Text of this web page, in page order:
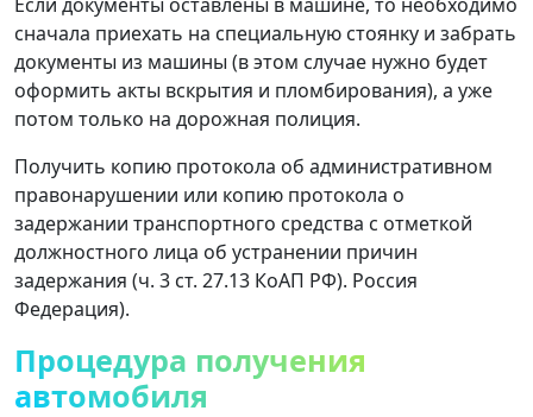
сначала приехать на специальную стоянку и забрать
документы из машины (в этом случае нужно будет
оформить акты вскрытия и пломбирования), а уже
потом только на дорожная полиция.
Получить копию протокола об административном
правонарушении или копию протокола о
задержании транспортного средства с отметкой
должностного лица об устранении причин
задержания (ч. 3 ст. 27.13 КоАП РФ). Россия
Федерация).
Процедура получения
автомобиля